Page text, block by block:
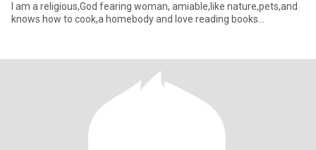
I am a religious,God fearing woman, amiable,like nature,pets,and
knows how to cook,a homebody and love reading books...